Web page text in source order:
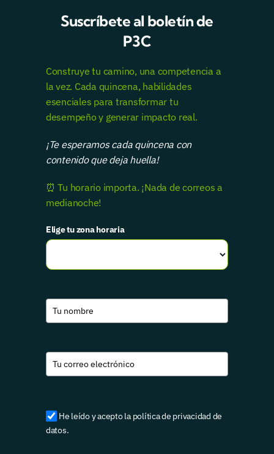
Suscríbete al boletín de
P3C
Construye tu camino, una competencia a
la vez. Cada quincena, habilidades
esenciales para transformar tu
desempeño y generar impacto real.
¡Te esperamos cada quincena con
contenido que deja huella!
⏰ Tu horario importa. ¡Nada de correos a
medianoche!
Elige tu zona horaria
He leído y acepto la política de privacidad de
datos.